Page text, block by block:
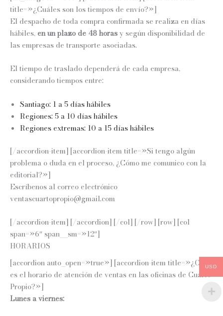
title=»¿Cuáles son los tiempos de envío?»]
El despacho de toda compra confirmada se realiza en días
hábiles, en un plazo de 48 horasy según disponibilidad de
las empresas de transporte asociadas.
El tiempo de traslado dependerá de cada empresa,
considerando tiempos entre:
Santiago: 1 a 5 días hábiles
Regiones: 5 a 10 días hábiles
Regiones extremas: 10 a 15 días hábiles
[/accordion-item] [accordion-item title=»Si tengo algún
problema o duda en el proceso, ¿Cómo me comunico con la
editorial?»]
Escríbenos al correo electrónico
ventascuartopropio@gmail.com
[/accordion-item] [/accordion] [/col] [/row] [row] [col
span=»6″ span__sm=»12″]
HORARIOS
[accordion auto_open=»true»] [accordion-item title=»¿Cuál
es el horario de atención de ventas en las oficinas de Cuarto
Propio?»]
Lunes a viernes:
USD